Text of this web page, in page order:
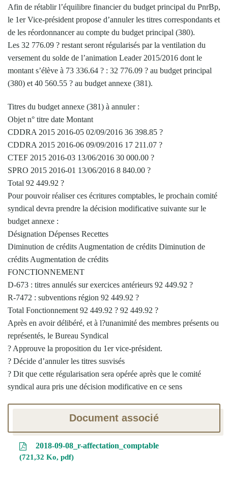
Afin de rétablir l’équilibre financier du budget principal du PnrBp,
le 1er Vice-président propose d’annuler les titres correspondants et
de les réordonnancer au compte du budget principal (380).
Les 32 776.09 ? restant seront régularisés par la ventilation du
versement du solde de l’animation Leader 2015/2016 dont le
montant s’élève à 73 336.64 ? : 32 776.09 ? au budget principal
(380) et 40 560.55 ? au budget annexe (381).
Titres du budget annexe (381) à annuler :
Objet n° titre date Montant
CDDRA 2015 2016-05 02/09/2016 36 398.85 ?
CDDRA 2015 2016-06 09/09/2016 17 211.07 ?
CTEF 2015 2016-03 13/06/2016 30 000.00 ?
SPRO 2015 2016-01 13/06/2016 8 840.00 ?
Total 92 449.92 ?
Pour pouvoir réaliser ces écritures comptables, le prochain comité
syndical devra prendre la décision modificative suivante sur le
budget annexe :
Désignation Dépenses Recettes
Diminution de crédits Augmentation de crédits Diminution de
crédits Augmentation de crédits
FONCTIONNEMENT
D-673 : titres annulés sur exercices antérieurs 92 449.92 ?
R-7472 : subventions région 92 449.92 ?
Total Fonctionnement 92 449.92 ? 92 449.92 ?
Après en avoir délibéré, et à l?unanimité des membres présents ou
représentés, le Bureau Syndical
? Approuve la proposition du 1er vice-président.
? Décide d’annuler les titres susvisés
? Dit que cette régularisation sera opérée après que le comité
syndical aura pris une décision modificative en ce sens
Document associé
2018-09-08_r-affectation_comptable
721,32 Ko, pdf